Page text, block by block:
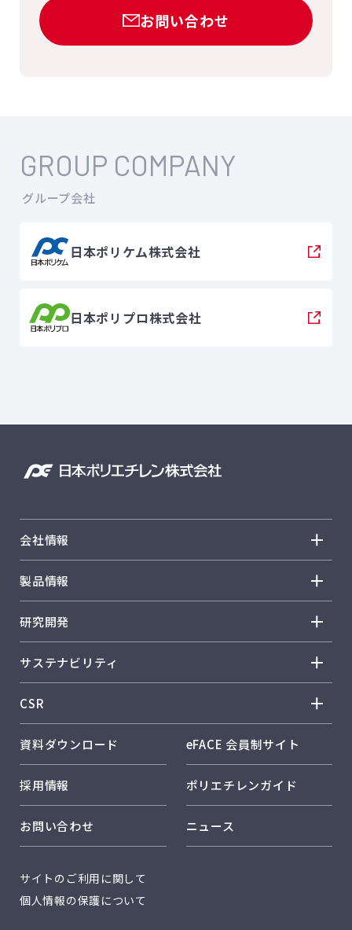
お問い合わせ
GROUP COMPANY
グループ会社
日本ポリケム株式会社
日本ポリプロ株式会社
会社情報
会社情報 トップ
トップメッセージ
企業理念
事業概要
会社概要
製品情報
製品情報 トップ
ノバテック™ HD
ノバテック™ LL
ノバテック™ LD
カーネル™
キレポリ™
開発品：シンフォテック™
開発品：アイオノマー
研究開発
研究開発 トップ
R&D方針・戦略
研究体制・研究所紹介
コア技術
環境に配慮した製品開発
品質保証
サステナビリティ
サステナビリティ トップ
トップメッセージ
日本ポリエチレンのサステナビリティ
日本ポリエチレンのソリューション
RC活動
安全・保安
CSR
CSR トップ
従業員とともに
お客様とともに
資料ダウンロード eFACE 会員制サイト
採用情報 ポリエチレンガイド
お問い合わせ ニュース
サイトのご利用に関して
個人情報の保護について